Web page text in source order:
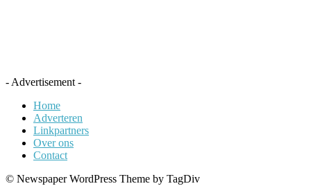
- Advertisement -
Home
Adverteren
Linkpartners
Over ons
Contact
© Newspaper WordPress Theme by TagDiv